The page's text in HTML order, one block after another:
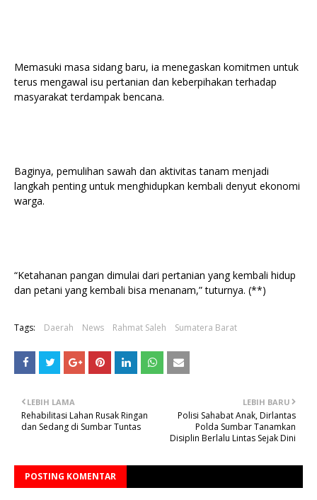
Memasuki masa sidang baru, ia menegaskan komitmen untuk
terus mengawal isu pertanian dan keberpihakan terhadap
masyarakat terdampak bencana.
Baginya, pemulihan sawah dan aktivitas tanam menjadi
langkah penting untuk menghidupkan kembali denyut ekonomi
warga.
“Ketahanan pangan dimulai dari pertanian yang kembali hidup
dan petani yang kembali bisa menanam,” tuturnya. (**)
Tags: Daerah News Rahmat Saleh Sumatera Barat
LEBIH BARU
Polisi Sahabat Anak, Dirlantas
Polda Sumbar Tanamkan
Disiplin Berlalu Lintas Sejak Dini
LEBIH LAMA
Rehabilitasi Lahan Rusak Ringan
dan Sedang di Sumbar Tuntas
POSTING KOMENTAR